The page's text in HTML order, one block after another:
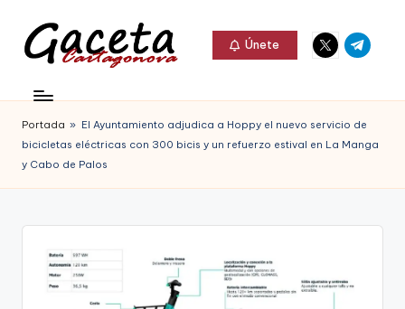
Saltar
contenido
c
e
a
Gaceta
Cartagonova,
La
informa
Únete
Elemento
del
Elemento
del
Portada » El Ayuntamiento adjudica a Hoppy el nuevo servicio de
bicicletas eléctricas con 300 bicis y un refuerzo estival en La Manga
y Cabo de Palos